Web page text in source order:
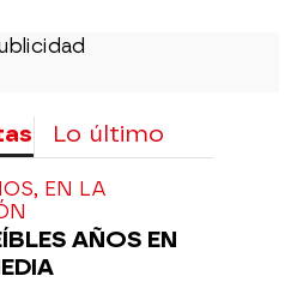
Lo último
EN LA
AÑOS EN